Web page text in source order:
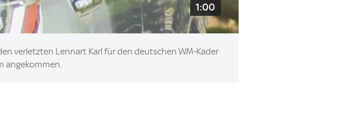
1:00
verletzten Lennart Karl für den deutschen WM-Kader
angekommen.